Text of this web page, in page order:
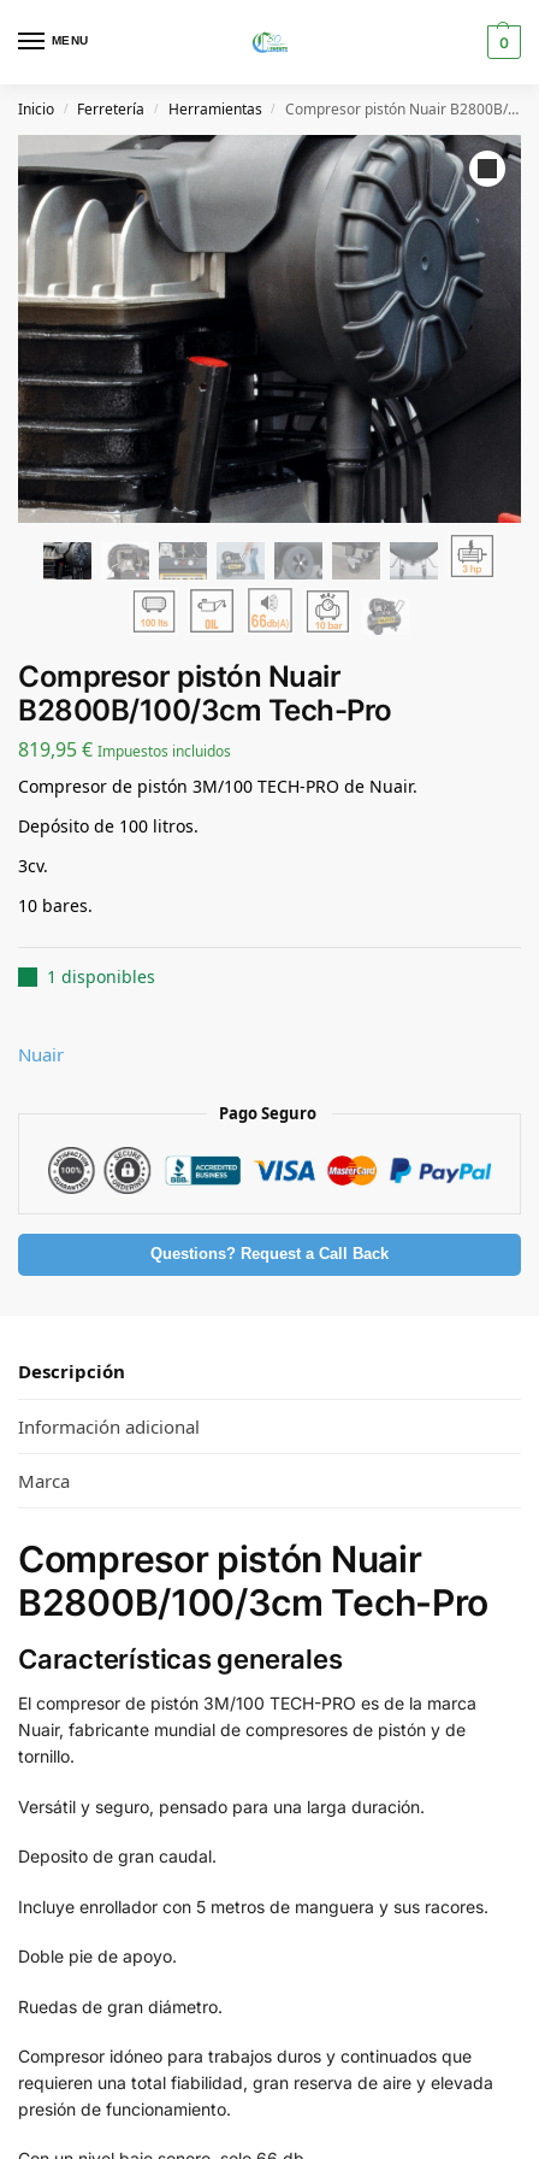
MENU 0
Inicio / Ferretería / Herramientas / Compresor pistón Nuair B2800B/100/3cm Tech-Pro
Compresor pistón Nuair
B2800B/100/3cm Tech-Pro
819,95€ Impuestos incluidos
Compresor de pistón 3M/100 TECH-PRO de Nuair.
Depósito de 100 litros.
3cv.
10 bares.
1 disponibles
Nuair
Pago Seguro
Questions? Request a Call Back
Descripción
Información adicional
Marca
Compresor pistón Nuair
B2800B/100/3cm Tech-Pro
Características generales
El compresor de pistón 3M/100 TECH-PRO es de la marca
Nuair, fabricante mundial de compresores de pistón y de
tornillo.
Versátil y seguro, pensado para una larga duración.
Deposito de gran caudal.
Incluye enrollador con 5 metros de manguera y sus racores.
Doble pie de apoyo.
Ruedas de gran diámetro.
Compresor idóneo para trabajos duros y continuados que
requieren una total fiabilidad, gran reserva de aire y elevada
presión de funcionamiento.